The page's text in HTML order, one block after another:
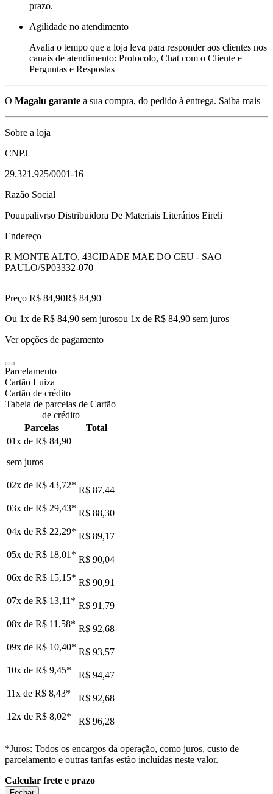
prazo.
Agilidade no atendimento
Avalia o tempo que a loja leva para responder aos clientes nos
canais de atendimento: Protocolo, Chat com o Cliente e
Perguntas e Respostas
O Magalu garante a sua compra, do pedido à entrega. Saiba mais
Sobre a loja
CNPJ
29.321.925/0001-16
Razão Social
Pouupalivrso Distribuidora De Materiais Literários Eireli
Endereço
R MONTE ALTO, 43CIDADE MAE DO CEU - SAO
PAULO/SP03332-070
Preço R$ 84,90R$ 84,90
Ou 1x de R$ 84,90 sem jurosou 1x de R$ 84,90 sem juros
Ver opções de pagamento
Parcelamento
Cartão Luiza
Cartão de crédito
Tabela de parcelas de Cartão
de crédito
Parcelas
Total
01x de R$ 84,90
sem juros
02x de R$ 43,72* R$ 87,44
03x de R$ 29,43* R$ 88,30
04x de R$ 22,29* R$ 89,17
05x de R$ 18,01 * R$ 90,04
06x de R$ 15,15* R$ 90,91
07x de R$ 13,11 * R$ 91,79
08x de R$ 11,58* R$ 92,68
09x de R$ 10,40* R$ 93,57
10x de R$ 9,45*
R$ 94,47
11x de R$ 8,43*
R$ 92,68
12x de R$ 8,02* R$ 96,28
*Juros: Todos os encargos da operação, como juros, custo de
parcelamento e outras tarifas estão incluídas neste valor.
Calcular frete e prazo